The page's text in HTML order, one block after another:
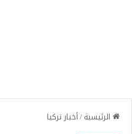
الرئيسية/أخبار تركيا